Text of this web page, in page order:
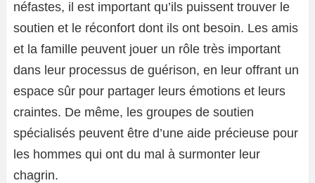
néfastes, il est important qu’ils puissent trouver le
soutien et le réconfort dont ils ont besoin. Les amis
et la famille peuvent jouer un rôle très important
dans leur processus de guérison, en leur offrant un
espace sûr pour partager leurs émotions et leurs
craintes. De même, les groupes de soutien
spécialisés peuvent être d’une aide précieuse pour
les hommes qui ont du mal à surmonter leur
chagrin.